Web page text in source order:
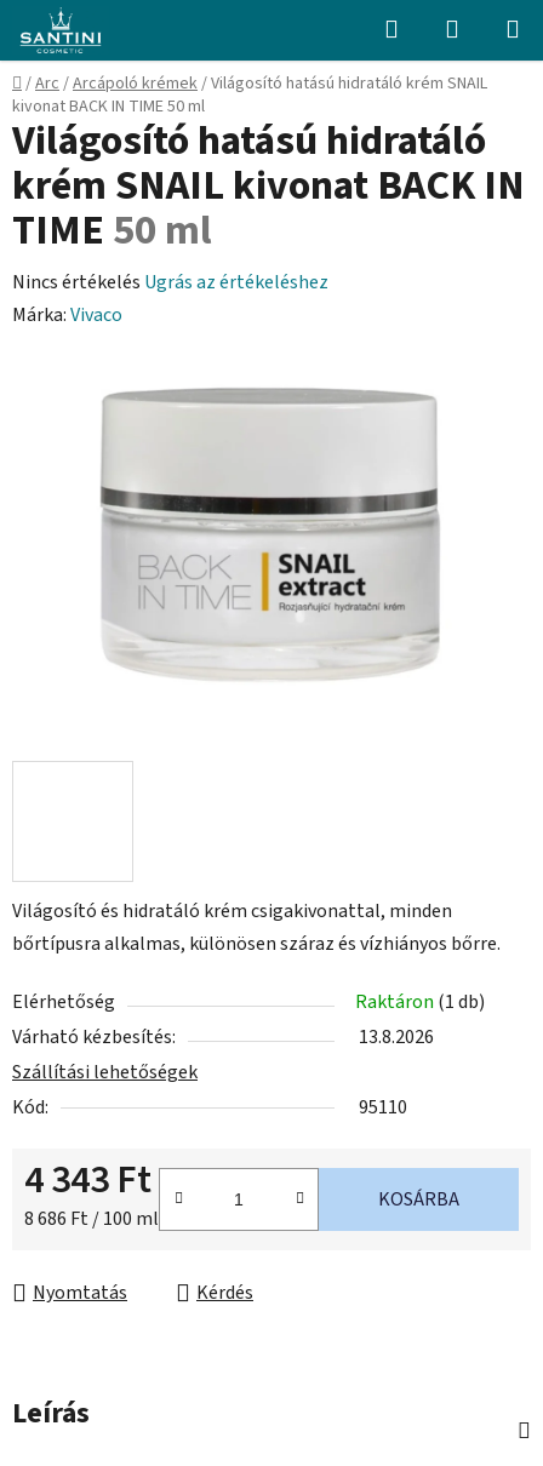
fő
tartalomhoz
Keresés KOSÁR
Kezdőlap
/Arc/Arcápoló krémek/Világosító hatású hidratáló krém SNAIL
kivonat BACK IN TIME50 ml
Világosító és hidratáló krém csigakivonattal, minden
bőrtípusra alkalmas, különösen száraz és vízhiányos bőrre.
Elérhetőség Raktáron (1 db)
Várható kézbesítés:
13.8.2026
Szállítási lehetőségek
Kód:
95110
4 343 Ft
Egységár:
8 686 Ft / 100 ml
KOSÁRBA
Nyomtatás Kérdés
Világosító hatású hidratáló
krém SNAIL kivonat BACK IN
TIME 50 ml
A
termék
Nincs értékelés Ugrás az értékeléshez
Márka:Vivaco
Leírás